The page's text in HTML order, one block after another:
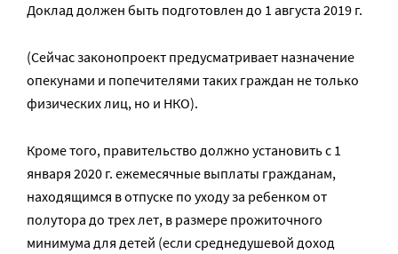
Доклад должен быть подготовлен до 1 августа 2019 г.
(Сейчас законопроект предусматривает назначение
опекунами и попечителями таких граждан не только
физических лиц, но и НКО).
Кроме того, правительство должно установить с 1
января 2020 г. ежемесячные выплаты гражданам,
находящимся в отпуске по уходу за ребенком от
полутора до трех лет, в размере прожиточного
минимума для детей (если среднедушевой доход